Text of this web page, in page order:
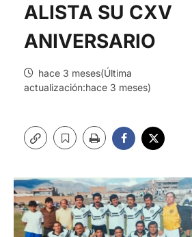
ALISTA SU CXV
ANIVERSARIO
hace 3 meses(Última
actualización:hace 3 meses)